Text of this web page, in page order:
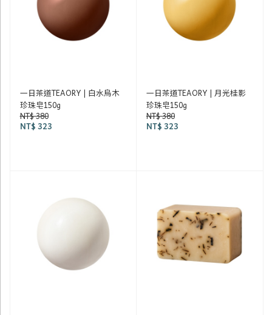
一日茶道TEAORY | 白水烏木
珍珠皂150g
NT$ 380
NT$ 323
一日茶道TEAORY | 月光桂影
珍珠皂150g
NT$ 380
NT$ 323